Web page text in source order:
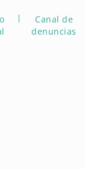
Canal de
denuncias